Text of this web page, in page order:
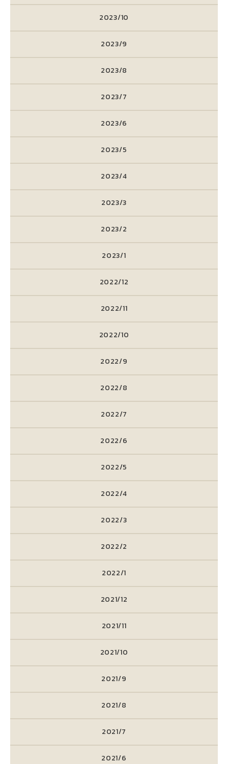
2023/10
2023/9
2023/8
2023/7
2023/6
2023/5
2023/4
2023/3
2023/2
2023/1
2022/12
2022/11
2022/10
2022/9
2022/8
2022/7
2022/6
2022/5
2022/4
2022/3
2022/2
2022/1
2021/12
2021/11
2021/10
2021/9
2021/8
2021/7
2021/6